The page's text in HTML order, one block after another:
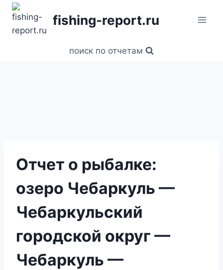
Перейти
содержанию
fishing-report.ru
поиск по отчетам
Отчет о рыбалке:
озеро Чебаркуль —
Чебаркульский
городской округ —
Чебаркуль —